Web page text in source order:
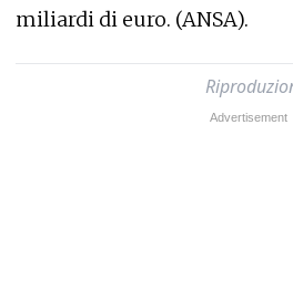
miliardi di euro. (ANSA).